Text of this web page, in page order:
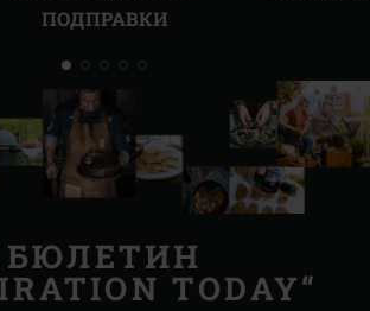
ПОДПРАВКИ
БЮЛЕТИН
TODAY“